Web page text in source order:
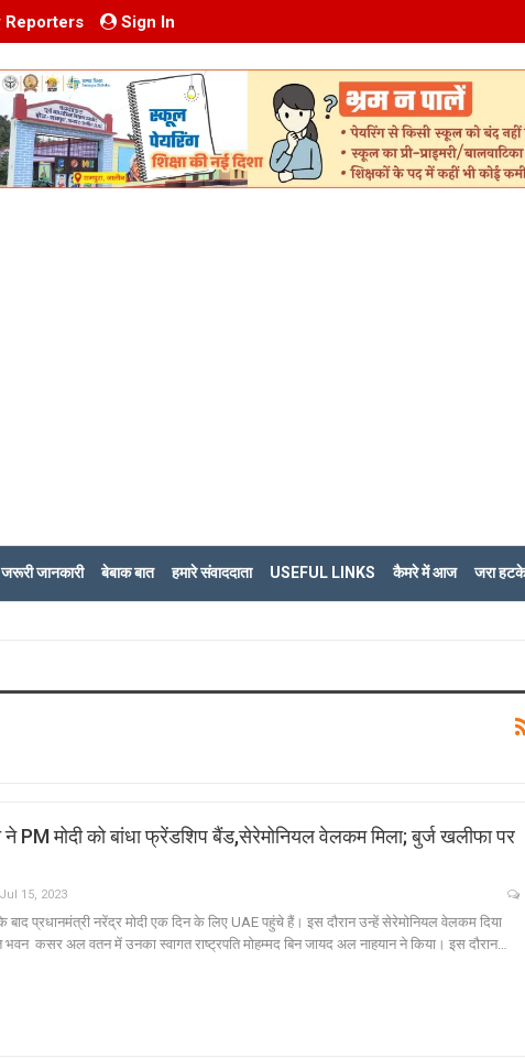
Reporters Sign In
जरूरी जानकारी बेबाक बात हमारे संवाददाता USEFUL LINKS कैमरे में आज जरा हटके
ने PM मोदी को बांधा फ्रेंडशिप बैंड,सेरेमोनियल वेलकम मिला; बुर्ज खलीफा पर
Jul 15, 2023
प्रधानमंत्री नरेंद्र मोदी एक दिन के लिए UAE पहुंचे हैं। इस दौरान उन्हें सेरेमोनियल वेलकम दिया
भवन कसर अल वतन में उनका स्वागत राष्ट्रपति मोहम्मद बिन जायद अल नाहयान ने किया। इस दौरान…